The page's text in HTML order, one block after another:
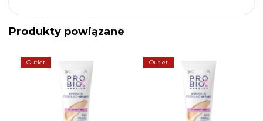
Produkty powiązane
Outlet Outlet